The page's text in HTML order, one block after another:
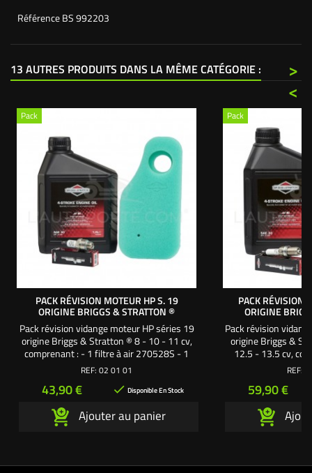
RéférenceBS 992203
13 AUTRES PRODUITS DANS LA MÊME CATÉGORIE :
>
<
Pack
PACK RÉVISION MOTEUR HP S. 19
ORIGINE BRIGGS & STRATTON ®
Pack révision vidange moteur HP séries 19
origine Briggs & Stratton ® 8 - 10 - 11 cv,
comprenant : - 1 filtre à air 270528S - 1
bougie culot court HP 992300 - 1 huile
origine Briggs & Stratton ® Une création
REF: 02 01 01
Prix
43,90 €  Disponible En Stock
Ajouter au panier
Pack
PACK RÉVISION
ORIGINE
Pack révision
origine Briggs &
12.5 - 13.5 cv,
air 794421 - 1
moteur SAE 30
exclusive
REF:
Prix
59,90 €